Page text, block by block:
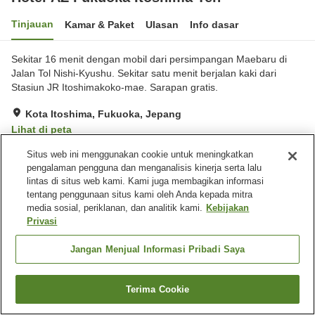
Tinjauan Kamar & Paket Ulasan Info dasar
Sekitar 16 menit dengan mobil dari persimpangan Maebaru di
Jalan Tol Nishi-Kyushu. Sekitar satu menit berjalan kaki dari
Stasiun JR Itoshimakoko-mae. Sarapan gratis.
Kota Itoshima, Fukuoka, Jepang
Lihat di peta
Sangat baik Ulasan: 878
Fasilitas properti
Tempat parkir
Restoran
Mesin penjual otomatis
Beranda Jepang Fukuoka
Kota Itoshima
Hotel AZ Fukuoka Itoshima Ten
Cari kamar
Situs web ini menggunakan cookie untuk meningkatkan
pengalaman pengguna dan menganalisis kinerja serta lalu
lintas di situs web kami. Kami juga membagikan informasi
tentang penggunaan situs kami oleh Anda kepada mitra
media sosial, periklanan, dan analitik kami. Kebijakan
Privasi
Jangan Menjual Informasi Pribadi Saya
Terima Cookie